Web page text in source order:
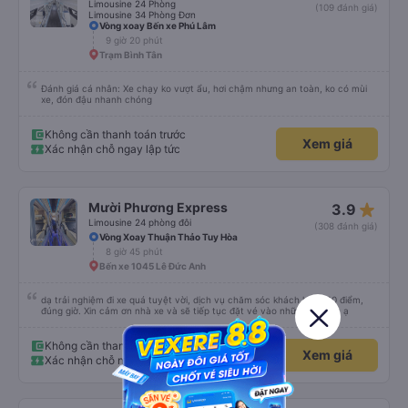
Limousine 24 Phòng
Limousine 34 Phòng Đơn
(109 đánh giá)
Vòng xoay Bến xe Phú Lâm
9 giờ 20 phút
Trạm Bình Tân
Đánh giá cá nhân: Xe chạy ko vượt ẩu, hơi chậm nhưng an toàn, ko có mùi
xe, đón đậu nhanh chóng
Không cần thanh toán trước
Xác nhận chỗ ngay lập tức
Xem giá
Mười Phương Express
Limousine 24 phòng đôi
3.9 star_rate
(308 đánh giá)
Vòng Xoay Thuận Thảo Tuy Hòa
8 giờ 45 phút
Bến xe 1045 Lê Đức Anh
dạ trải nghiệm đi xe quá tuyệt vời, dịch vụ chăm sóc khách hàng 10 điểm,
đúng giờ. Xin cảm ơn nhà xe và sẽ tiếp tục đặt vé vào những lần sau ạ
Không cần thanh toán trước
Xác nhận chỗ ngay lập tức
Xem giá